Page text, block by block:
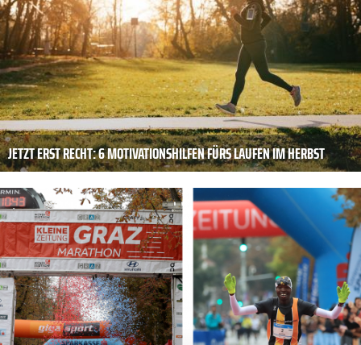
JETZT ERST RECHT: 6 MOTIVATIONSHILFEN FÜRS LAUFEN IM HERBST